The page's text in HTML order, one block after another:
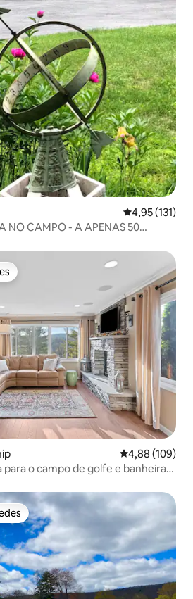
4,95 de uma
4,95 (131)
NO CAMPO - A APENAS 50
4,88 de uma
4,88 (109)
para o campo de golfe e banheira
dos hóspedes